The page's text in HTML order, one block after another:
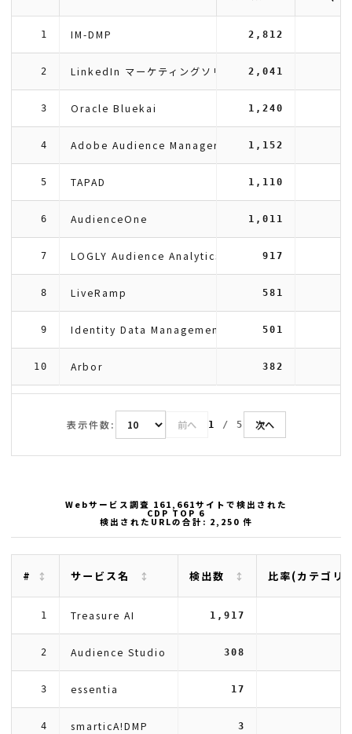
1 IM-DMP 2,812
2 LinkedIn マーケティングソリューション
2,041
3 Oracle Bluekai 1,240
4 Adobe Audience Manager 1,152
5 TAPAD 1,110
6 AudienceOne 1,011
7 LOGLY Audience Analytics 917
8 LiveRamp 581
9 Identity Data Management Platform
501
10 Arbor 382
表示件数: 前へ 1 / 5 次へ
Webサービス調査 161,661サイトで検出された
CDP TOP 6
検出されたURLの合計: 2,250 件
# サービス名 検出数 比率(カテゴリ
1 Treasure AI 1,917
2 Audience Studio 308
3 essentia 17
4 smarticA!DMP 3